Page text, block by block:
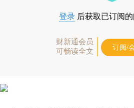
登录 后获取已订阅
财新通会员
可畅读全文
订阅/